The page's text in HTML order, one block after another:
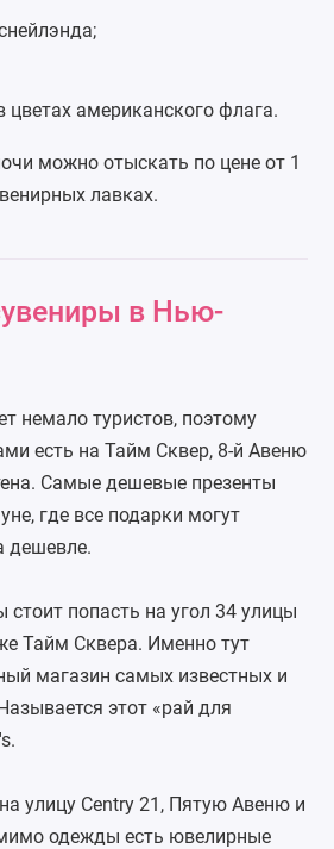
цветах американского флага.
можно отыскать по цене от 1
лавках.
в Нью-
немало туристов, поэтому
есть на Тайм Сквер, 8-й Авеню
Самые дешевые презенты
где все подарки могут
дешевле.
попасть на угол 34 улицы
Тайм Сквера. Именно тут
магазин самых известных и
этот «рай для
улицу Centry 21, Пятую Авеню и
одежды есть ювелирные